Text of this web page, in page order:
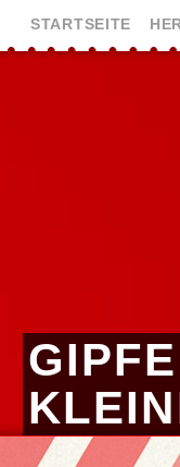
STARTSEITE